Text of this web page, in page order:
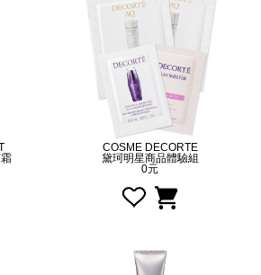
COSME DECORTE
黛珂明星商品體驗組
0元